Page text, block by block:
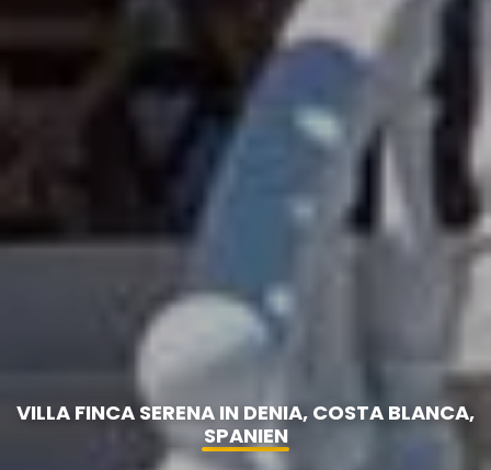
VILLA FINCA SERENA IN DENIA, COSTA BLANCA,
SPANIEN